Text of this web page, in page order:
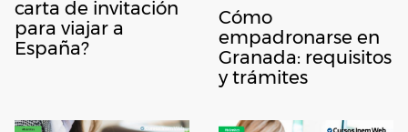
carta de invitación
para viajar a
España?
Cómo
empadronarse en
Granada: requisitos
y trámites